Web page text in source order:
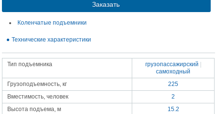
Заказать
Коленчатые подъемники
Технические характеристики
Тип подъемника грузопассажирский
самоходный
Грузоподъемность, кг
225
Вместимость, человек
2
Высота подъема, м
15.2